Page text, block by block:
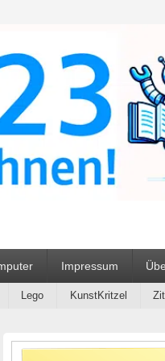
Impressum
Lego KunstKritzel
Primärer
Seitenleisten-